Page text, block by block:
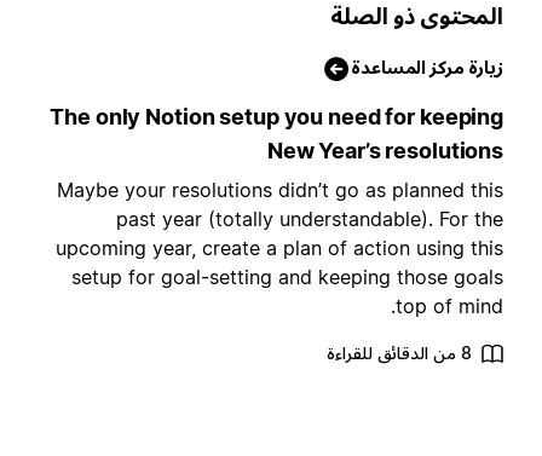
ذو الصلة
مركز المساعدة
The only Notion setup you need for
New Year’s
Maybe your resolutions didn’t go as planned
past year (totally understandable). For
upcoming year, create a plan of action using
setup for goal-setting and keeping those
top of
8 من الدقائق للقراءة